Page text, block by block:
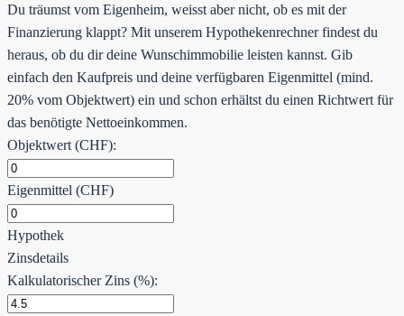
Du träumst vom Eigenheim, weisst aber nicht, ob es mit der
Finanzierung klappt? Mit unserem Hypothekenrechner findest du
heraus, ob du dir deine Wunschimmobilie leisten kannst. Gib
einfach den Kaufpreis und deine verfügbaren Eigenmittel (mind.
20% vom Objektwert) ein und schon erhältst du einen Richtwert für
das benötigte Nettoeinkommen.
Objektwert (CHF):
Eigenmittel (CHF)
Hypothek
Zinsdetails
Kalkulatorischer Zins (%):